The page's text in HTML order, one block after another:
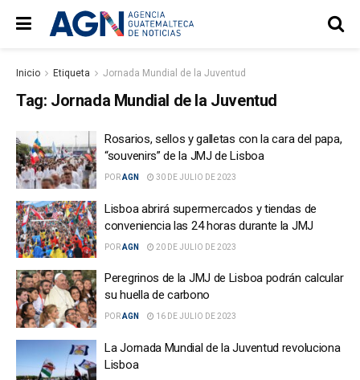
Inicio Etiqueta Jornada Mundial de la Juventud
Tag: Jornada Mundial de la Juventud
Rosarios, sellos y galletas con la cara del papa,
“souvenirs” de la JMJ de Lisboa
PORAGN 30 DE JULIO DE 2023
Lisboa abrirá supermercados y tiendas de
conveniencia las 24 horas durante la JMJ
PORAGN 20 DE JULIO DE 2023
Peregrinos de la JMJ de Lisboa podrán calcular
su huella de carbono
PORAGN 16 DE JULIO DE 2023
La Jornada Mundial de la Juventud revoluciona
Lisboa